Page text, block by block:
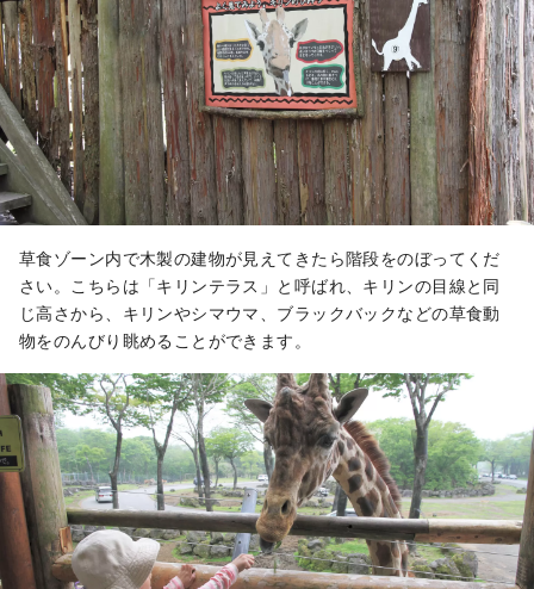
草食ゾーン内で木製の建物が見えてきたら階段をのぼってくだ
さい。こちらは「キリンテラス」と呼ばれ、キリンの目線と同
じ高さから、キリンやシマウマ、ブラックバックなどの草食動
物をのんびり眺めることができます。